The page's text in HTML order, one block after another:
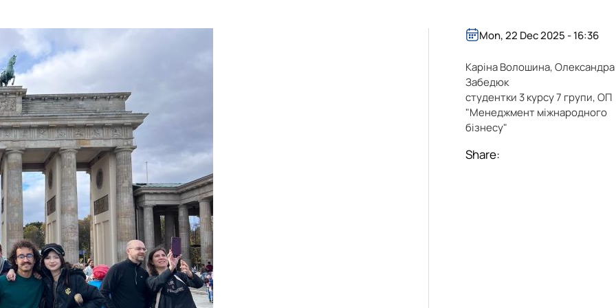
Mon, 22 Dec 2025 - 16:36
Каріна Волошина, Олександра
Забедюк
студентки 3 курсу 7 групи, ОП
"Менеджмент міжнародного
бізнесу"
Share: